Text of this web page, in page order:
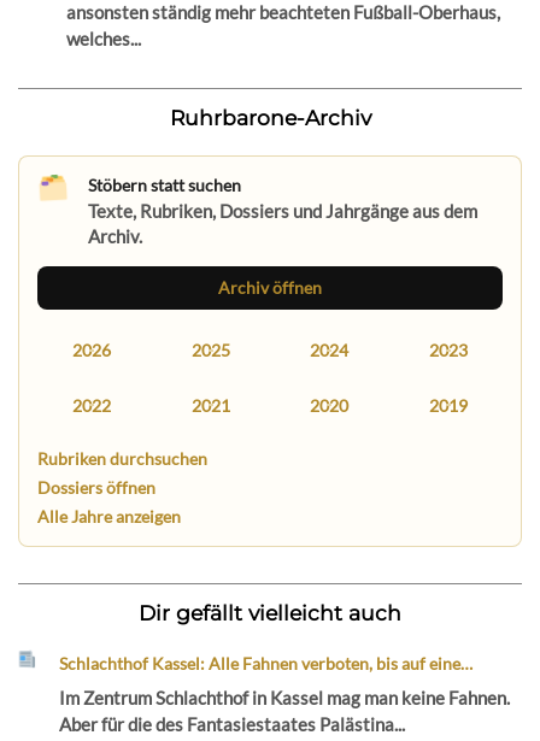
ansonsten ständig mehr beachteten Fußball-Oberhaus,
welches...
Ruhrbarone-Archiv
Stöbern statt suchen
Texte, Rubriken, Dossiers und Jahrgänge aus dem
Archiv.
Archiv öffnen
2026 2025 2024 2023
2022 2021 2020 2019
Rubriken durchsuchen
Dossiers öffnen
Alle Jahre anzeigen
Dir gefällt vielleicht auch
Schlachthof Kassel: Alle Fahnen verboten, bis auf eine…
Im Zentrum Schlachthof in Kassel mag man keine Fahnen.
Aber für die des Fantasiestaates Palästina...